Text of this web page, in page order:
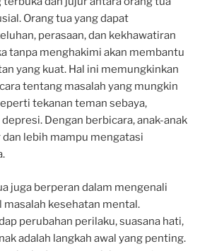
Orang tua yang dapat
perasaan, dan kekhawatiran
tanpa menghakimi akan membantu
yang kuat. Hal ini memungkinkan
tentang masalah yang mungkin
tekanan teman sebaya,
Dengan berbicara, anak-anak
lebih mampu mengatasi
juga berperan dalam mengenali
masalah kesehatan mental.
perubahan perilaku, suasana hati,
adalah langkah awal yang penting.